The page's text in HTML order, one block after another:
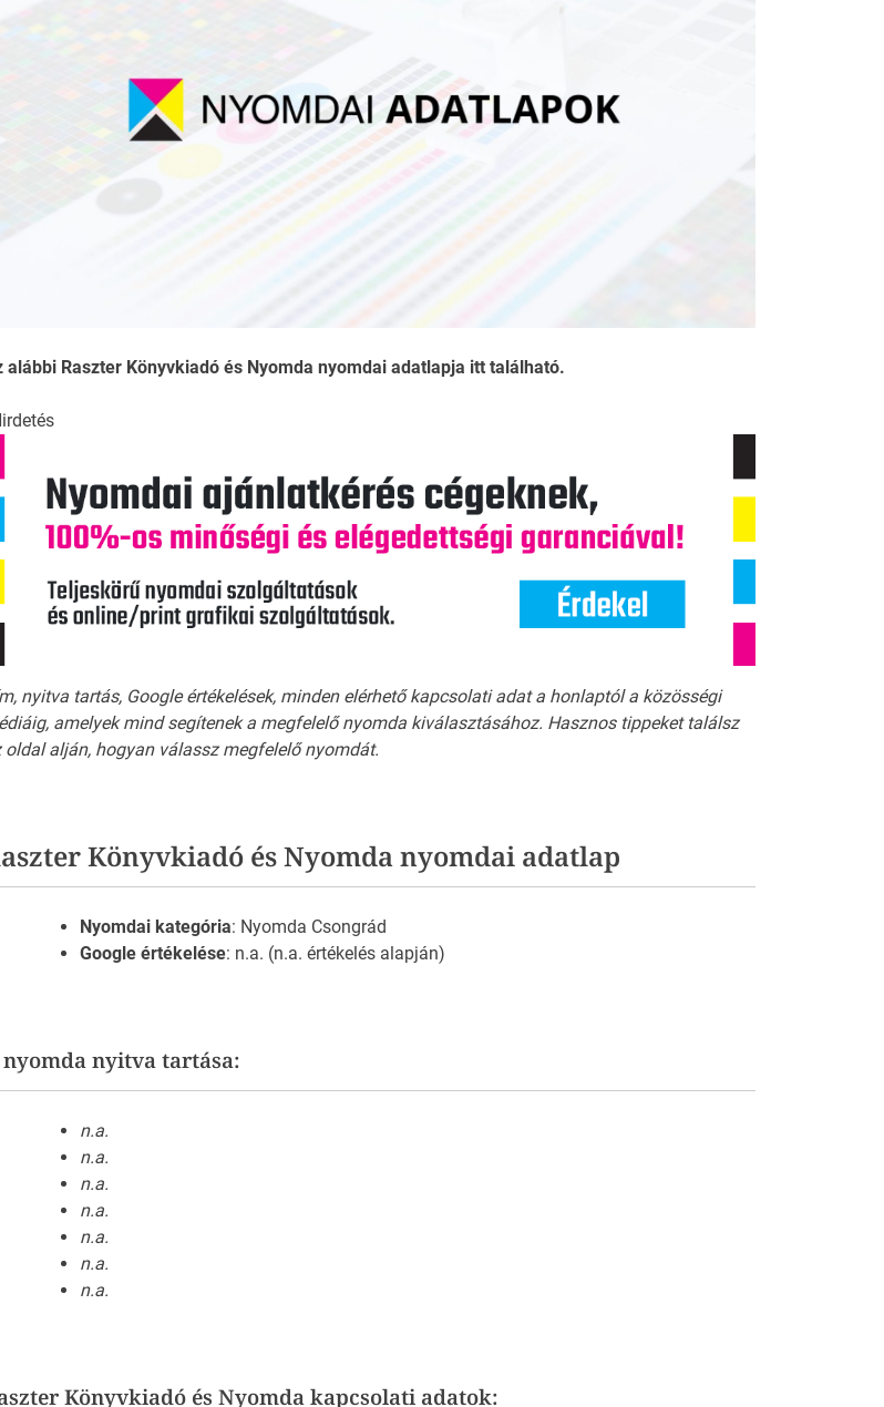
alábbi Raszter Könyvkiadó és Nyomda nyomdai adatlapja itt található.
nyitva tartás, Google értékelések, minden elérhető kapcsolati adat a honlaptól a közösségi
amelyek mind segítenek a megfelelő nyomda kiválasztásához. Hasznos tippeket találsz
oldal alján, hogyan válassz megfelelő nyomdát.
Könyvkiadó és Nyomda nyomdai adatlap
Nyomdai kategória: Nyomda Csongrád
Google értékelése: n.a. (n.a. értékelés alapján)
nyitva tartása:
n.a.
n.a.
n.a.
n.a.
n.a.
n.a.
n.a.
Könyvkiadó és Nyomda kapcsolati adatok: